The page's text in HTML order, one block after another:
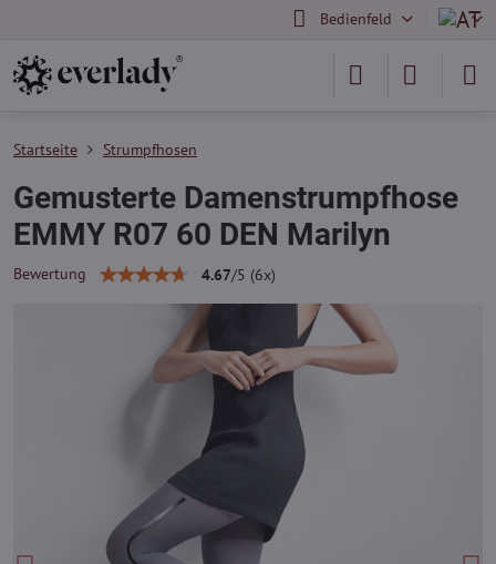
Bedienfeld
Startseite Strumpfhosen
Gemusterte Damenstrumpfhose
EMMY R07 60 DEN Marilyn
Bewertung 4.67/5 (6x)